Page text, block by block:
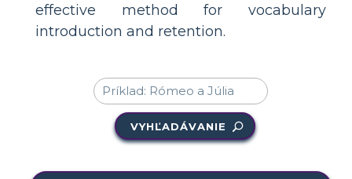
effective method for vocabulary
introduction and retention.
VYHĽADÁVANIE